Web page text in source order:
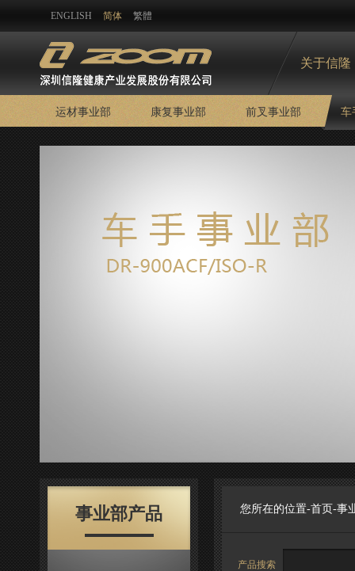
ENGLISH 简体 繁體
关于信隆
运材事业部 康复事业部 前叉事业部 车
事业部产品 您所在的位置-首页-事
产品搜索